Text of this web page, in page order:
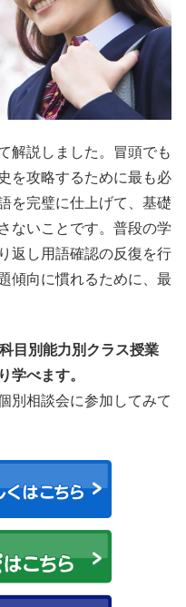
解説しました。冒頭でも
を攻略するために最も必
を完璧に仕上げて、基礎
ないことです。普段の学
返し用語確認の反復を行
傾向に慣れるために、最
目別能力別クラス授業
学べます。
別相談会に参加してみて